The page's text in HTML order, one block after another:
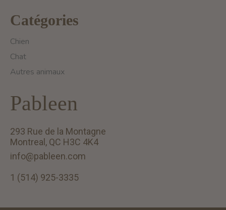
Catégories
Chien
Chat
Autres animaux
Pableen
293 Rue de la Montagne
Montreal, QC H3C 4K4
info@pableen.com
1 (514) 925-3335